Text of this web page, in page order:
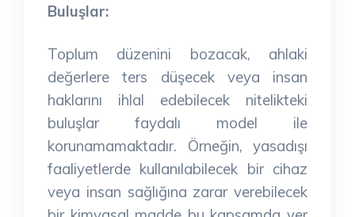
Buluşlar:
Toplum düzenini bozacak, ahlaki
değerlere ters düşecek veya insan
haklarını ihlal edebilecek nitelikteki
buluşlar faydalı model ile
korunamamaktadır. Örneğin, yasadışı
faaliyetlerde kullanılabilecek bir cihaz
veya insan sağlığına zarar verebilecek